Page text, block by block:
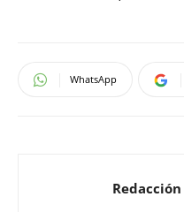
WhatsApp